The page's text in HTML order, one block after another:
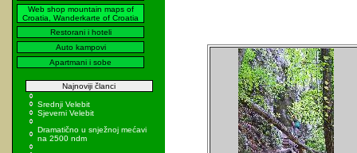
Web shop mountain maps of
Croatia, Wanderkarte of Croatia
Restorani i hoteli
Auto kampovi
Apartmani i sobe
Najnoviji članci
Srednji Velebit
Sjeverni Velebit
Dramatično u snježnoj mećavi
na 2500 ndm